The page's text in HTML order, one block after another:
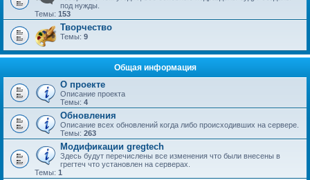
под нужды.
Темы: 153
Творчество
Темы: 9
Общая информация
О проекте
Описание проекта
Темы: 4
Обновления
Описание всех обновлений когда либо происходивших на сервере.
Темы: 263
Модификации gregtech
Здесь будут перечислены все изменения что были внесены в
грегтеч что установлен на серверах.
Темы: 1